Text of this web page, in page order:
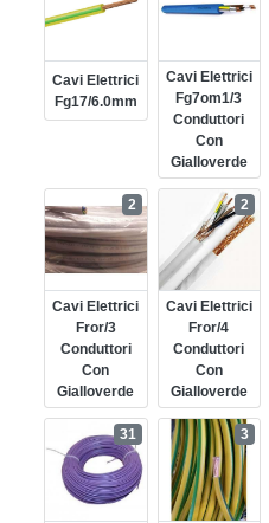
Cavi Elettrici
Fg17/6.0mm
Cavi Elettrici
Fg7om1/3
Conduttori
Con
Gialloverde
Cavi Elettrici
Fror/3
Conduttori
Con
Gialloverde
2
Cavi Elettrici
Fror/4
Conduttori
Con
Gialloverde
2
31 3